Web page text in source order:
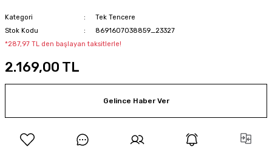
Kategori
Tek Tencere
Stok Kodu
8691607038859_23327
*287,97 TL den başlayan taksitlerle!
2.169,00 TL
Gelince Haber Ver